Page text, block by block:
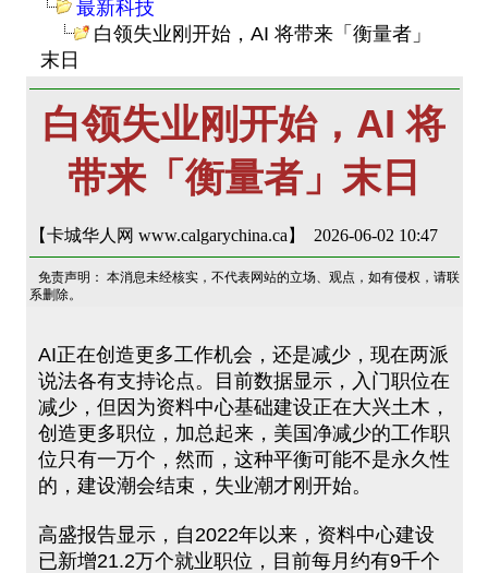
最新科技
白领失业刚开始，AI 将带来「衡量者」
末日
白领失业刚开始，AI 将
带来「衡量者」末日
【卡城华人网 www.calgarychina.ca】 2026-06-02 10:47
免责声明： 本消息未经核实，不代表网站的立场、观点，如有侵权，请联
系删除。
AI正在创造更多工作机会，还是减少，现在两派
说法各有支持论点。目前数据显示，入门职位在
减少，但因为资料中心基础建设正在大兴土木，
创造更多职位，加总起来，美国净减少的工作职
位只有一万个，然而，这种平衡可能不是永久性
的，建设潮会结束，失业潮才刚开始。
高盛报告显示，自2022年以来，资料中心建设
已新增21.2万个就业职位，目前每月约有9千个